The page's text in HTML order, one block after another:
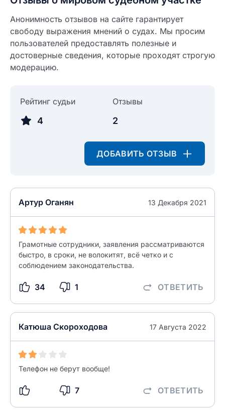
Анонимность отзывов на сайте гарантирует
свободу выражения мнений о судах. Мы просим
пользователей предоставлять полезные и
достоверные сведения, которые проходят строгую
модерацию.
Рейтинг судьи
4
Отзывы
2
ДОБАВИТЬ ОТЗЫВ
Артур Оганян 13 Декабря 2021
Грамотные сотрудники, заявления рассматриваются
быстро, в сроки, не волокитят, всё четко и с
соблюдением законодательства.
34 1 ОТВЕТИТЬ
Катюша Скороходова 17 Августа 2022
Телефон не берут вообще!
7 ОТВЕТИТЬ
Введите свое имя
Текст отзыва
Как вы оцените судебный участок?
разрешить публикацию отзыва
ОСТАВИТЬ ОТЗЫВ
Введите свое имя
Введите свой номер телефона
ОСТАВИТЬ ОТЗЫВ
Название населенного пункта
ЗАКРЫТЬ СОХРАНИТЬ